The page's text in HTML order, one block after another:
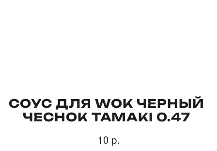
СОУС ДЛЯ WOK ЧЕРНЫЙ
ЧЕСНОК TAMAKI 0.47
10 р.